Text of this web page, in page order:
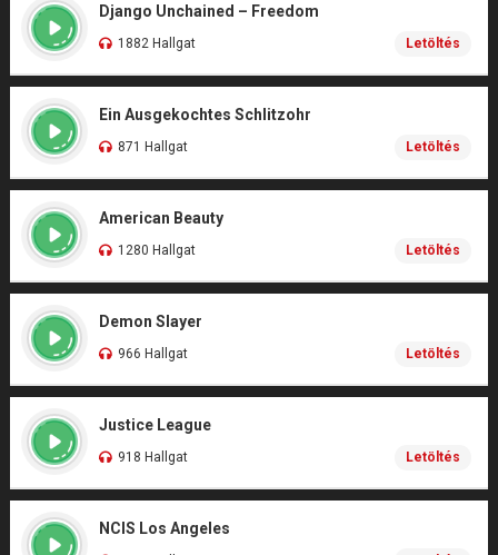
Django Unchained – Freedom
1882 Hallgat Letöltés
Ein Ausgekochtes Schlitzohr
871 Hallgat Letöltés
American Beauty
1280 Hallgat Letöltés
Demon Slayer
966 Hallgat Letöltés
Justice League
918 Hallgat Letöltés
NCIS Los Angeles